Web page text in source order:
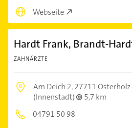
Webseite
Hardt Frank, Brandt-
ZAHNÄRZTE
Am Deich 2,27711
(Innenstadt)
5,7 km
04791 50 98